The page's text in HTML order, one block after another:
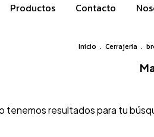
Productos Contacto
Inicio . Cerrajeria .
tenemos resultados para tu